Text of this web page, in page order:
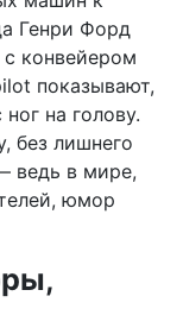
Генри Форд
конвейером
показывают,
на голову.
без лишнего
ведь в мире,
юмор